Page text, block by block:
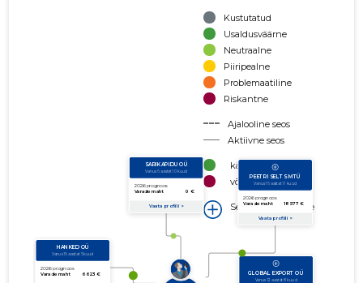
Kustutatud
Usaldusväärne
Neutraalne
Piiripealne
Problemaatiline
Riskantne
Ajalooline seos
Aktiivne seos
käibe suurus
võla suurus
Seoste laiendamine